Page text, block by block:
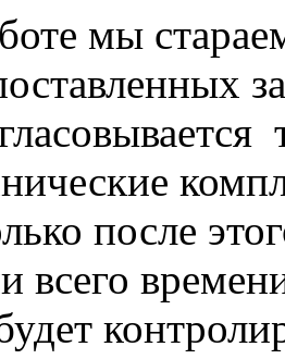
мы
после
всего